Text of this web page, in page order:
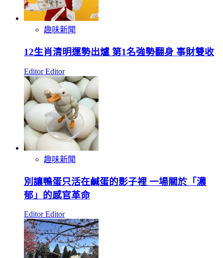
趣味新聞
12生肖清明運勢出爐 第1名強勢翻身 事財雙收
Editor Editor
趣味新聞
別讓鴨蛋只活在鹹蛋的影子裡 一場關於「濃
郁」的感官革命
Editor Editor